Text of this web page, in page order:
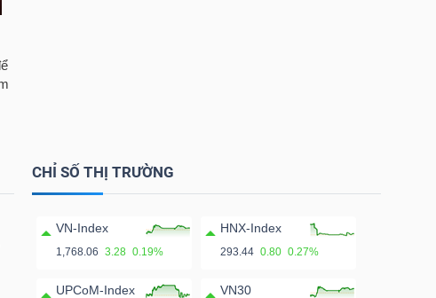
CHỈ SỐ THỊ TRƯỜNG
VN-Index
1,768.06 3.28 0.19%
HNX-Index
293.44 0.80 0.27%
UPCoM-Index VN30